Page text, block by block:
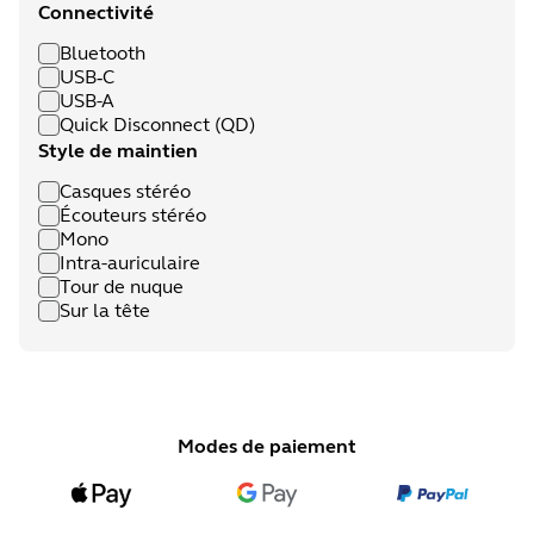
Connectivité
Bluetooth
USB‑C
USB-A
Quick Disconnect (QD)
Style de maintien
Casques stéréo
Écouteurs stéréo
Mono
Intra-auriculaire
Tour de nuque
Sur la tête
Modes de paiement